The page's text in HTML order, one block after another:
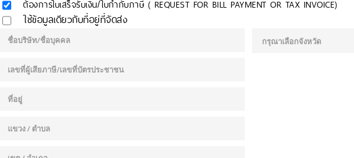
ต้องการใบเสร็จรับเงิน/ใบกำกับภาษี ( REQUEST FOR BILL PAYMENT OR TAX INVOICE)
ใช้ข้อมูลเดียวกับที่อยู่ที่จัดส่ง